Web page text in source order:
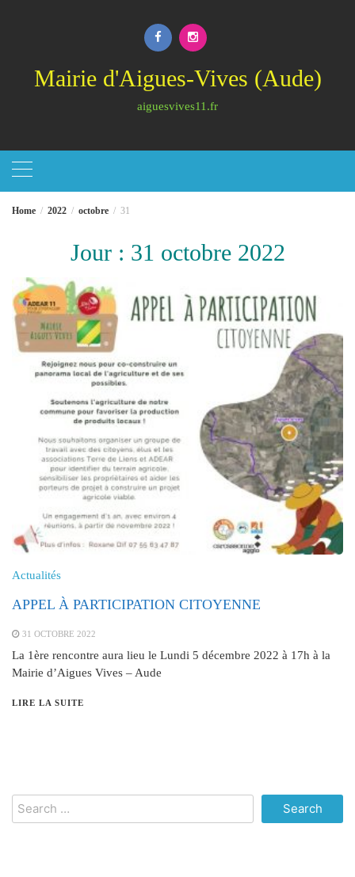
Mairie d'Aigues-Vives (Aude)
aiguesvives11.fr
Home 2022 octobre 31
Jour : 31 octobre 2022
Actualités
APPEL À PARTICIPATION CITOYENNE
31 OCTOBRE 2022
La 1ère rencontre aura lieu le Lundi 5 décembre 2022 à 17h à la
Mairie d’Aigues Vives – Aude
LIRE LA SUITE
Search
for: